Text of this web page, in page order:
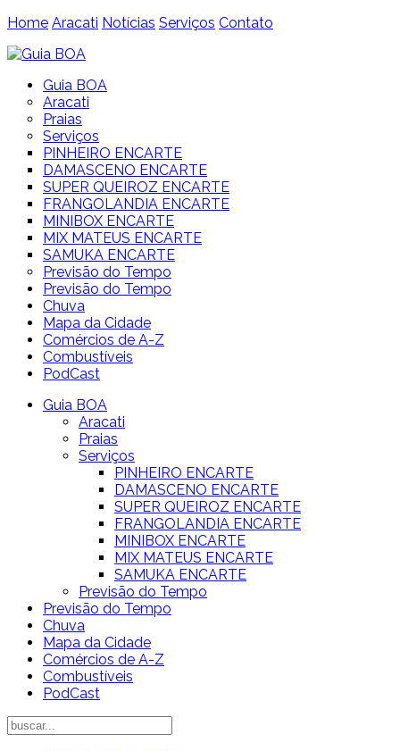
Home Aracati Notícias Serviços Contato
Guia BOA
Aracati
Praias
Serviços
PINHEIRO ENCARTE
DAMASCENO ENCARTE
SUPER QUEIROZ ENCARTE
FRANGOLANDIA ENCARTE
MINIBOX ENCARTE
MIX MATEUS ENCARTE
SAMUKA ENCARTE
Previsão do Tempo
Previsão do Tempo
Chuva
Mapa da Cidade
Comércios de A-Z
Combustíveis
PodCast
Guia BOA
Aracati
Praias
Serviços
PINHEIRO ENCARTE
DAMASCENO ENCARTE
SUPER QUEIROZ ENCARTE
FRANGOLANDIA ENCARTE
MINIBOX ENCARTE
MIX MATEUS ENCARTE
SAMUKA ENCARTE
Previsão do Tempo
Previsão do Tempo
Chuva
Mapa da Cidade
Comércios de A-Z
Combustíveis
PodCast